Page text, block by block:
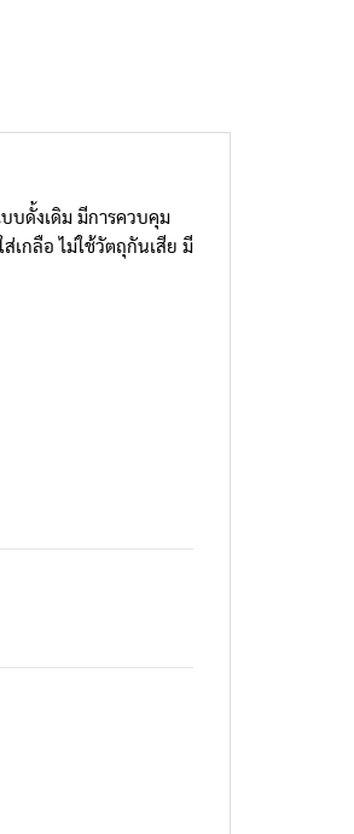
บดั้งเดิม มีการควบคุม
เกลือ ไม่ใช้วัตถุกันเสีย มี